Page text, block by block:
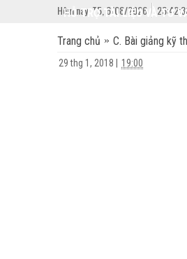
HỖ TRỢ TÀI LIỆU VÀ TƯ
Hôm nay: T5, 6/08/2026 23:
Trang chủ C. Bài giảng kỹ
29 thg 1, 2018 19:00